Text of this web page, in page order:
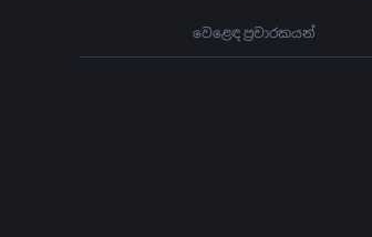
වෙළෙඳ ප්‍රචාරකයන්